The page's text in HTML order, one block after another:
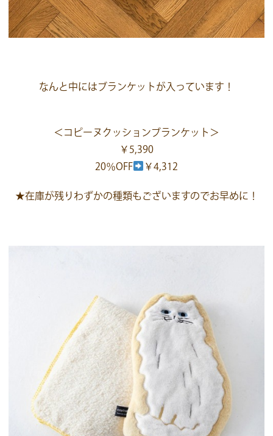
なんと中にはブランケットが入っています！
＜コピーヌクッションブランケット＞
￥5,390
20％OFF
￥4,312
★在庫が残りわずかの種類もございますのでお早めに！